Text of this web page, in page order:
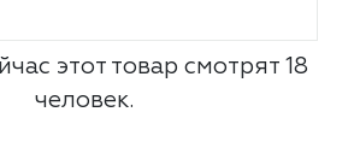
этот товар смотрят 18
человек.